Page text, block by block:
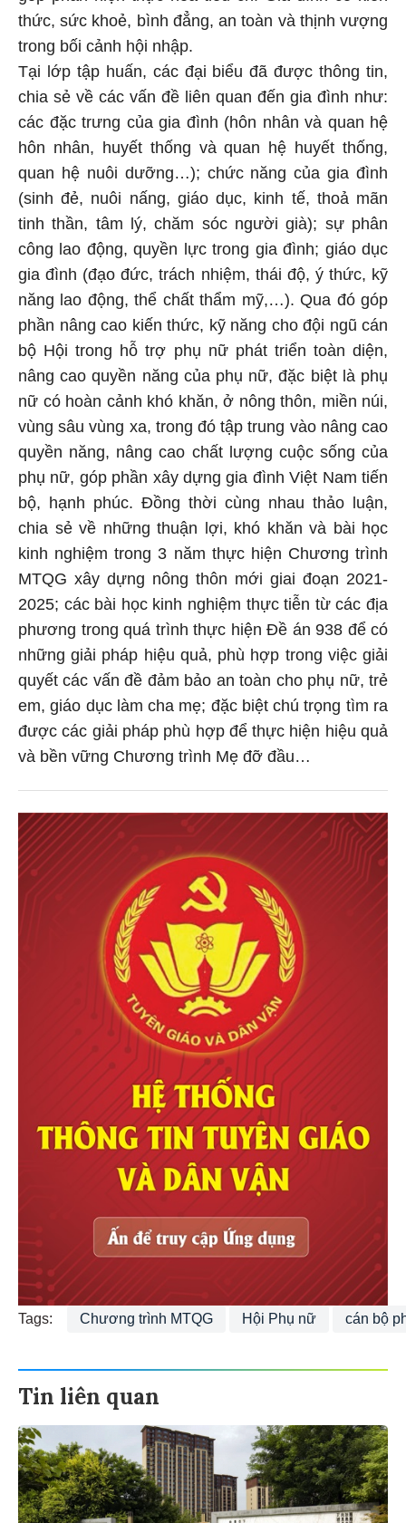
thức, sức khoẻ, bình đẳng, an toàn và thịnh vượng
trong bối cảnh hội nhập.
Tại lớp tập huấn, các đại biểu đã được thông tin,
chia sẻ về các vấn đề liên quan đến gia đình như:
các đặc trưng của gia đình (hôn nhân và quan hệ
hôn nhân, huyết thống và quan hệ huyết thống,
quan hệ nuôi dưỡng…); chức năng của gia đình
(sinh đẻ, nuôi nấng, giáo dục, kinh tế, thoả mãn
tinh thần, tâm lý, chăm sóc người già); sự phân
công lao động, quyền lực trong gia đình; giáo dục
gia đình (đạo đức, trách nhiệm, thái độ, ý thức, kỹ
năng lao động, thể chất thẩm mỹ,…). Qua đó góp
phần nâng cao kiến thức, kỹ năng cho đội ngũ cán
bộ Hội trong hỗ trợ phụ nữ phát triển toàn diện,
nâng cao quyền năng của phụ nữ, đặc biệt là phụ
nữ có hoàn cảnh khó khăn, ở nông thôn, miền núi,
vùng sâu vùng xa, trong đó tập trung vào nâng cao
quyền năng, nâng cao chất lượng cuộc sống của
phụ nữ, góp phần xây dựng gia đình Việt Nam tiến
bộ, hạnh phúc. Đồng thời cùng nhau thảo luận,
chia sẻ về những thuận lợi, khó khăn và bài học
kinh nghiệm trong 3 năm thực hiện Chương trình
MTQG xây dựng nông thôn mới giai đoạn 2021-
2025; các bài học kinh nghiệm thực tiễn từ các địa
phương trong quá trình thực hiện Đề án 938 để có
những giải pháp hiệu quả, phù hợp trong việc giải
quyết các vấn đề đảm bảo an toàn cho phụ nữ, trẻ
em, giáo dục làm cha mẹ; đặc biệt chú trọng tìm ra
được các giải pháp phù hợp để thực hiện hiệu quả
và bền vững Chương trình Mẹ đỡ đầu…
Tags: Chương trình MTQG Hội Phụ nữ cán bộ
Tin liên quan